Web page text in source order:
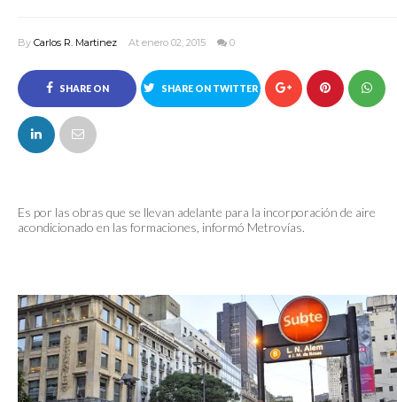
By Carlos R. Martinez At enero 02, 2015 0
SHARE ON
FACEBOOK
SHARE ON TWITTER
Es por las obras que se llevan adelante para la incorporación de aire
acondicionado en las formaciones, informó Metrovías.